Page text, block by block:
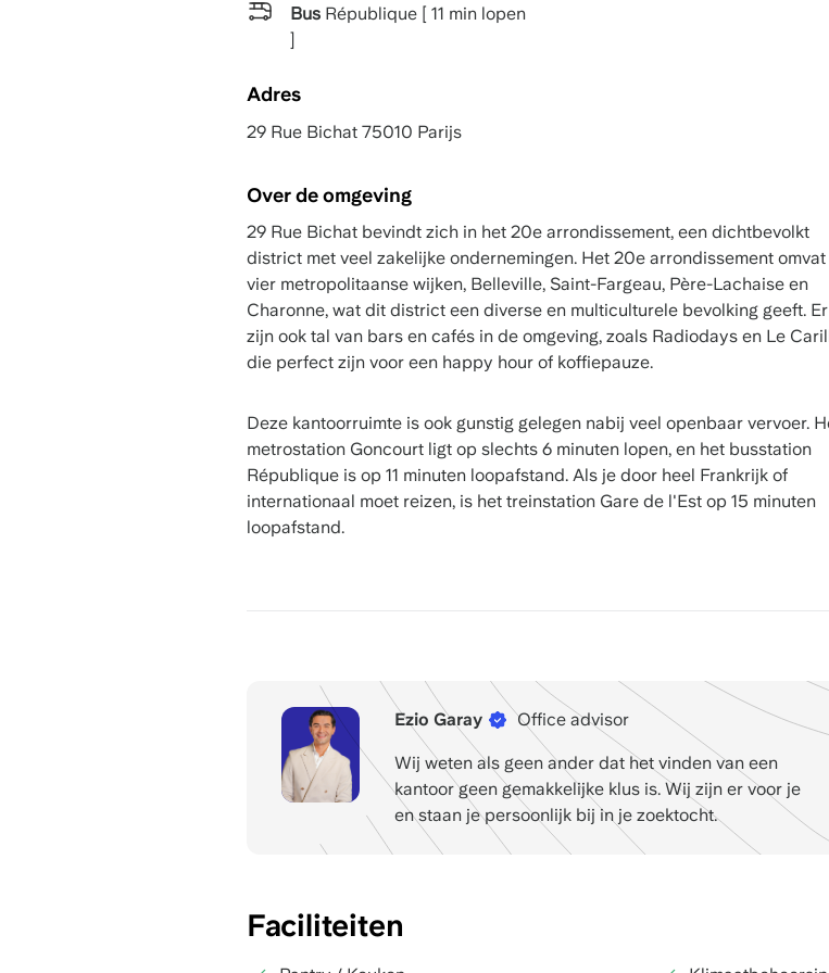
BusRépublique [ 11 min lopen
]
Adres
29 Rue Bichat 75010 Parijs
Over de omgeving
29 Rue Bichat bevindt zich in het 20e arrondissement, een dichtbevolkt
district met veel zakelijke ondernemingen. Het 20e arrondissement omvat
vier metropolitaanse wijken, Belleville, Saint-Fargeau, Père-Lachaise en
Charonne, wat dit district een diverse en multiculturele bevolking geeft. Er
zijn ook tal van bars en cafés in de omgeving, zoals Radiodays en Le
die perfect zijn voor een happy hour of koffiepauze.
Deze kantoorruimte is ook gunstig gelegen nabij veel openbaar vervoer.
metrostation Goncourt ligt op slechts 6 minuten lopen, en het busstation
République is op 11 minuten loopafstand. Als je door heel Frankrijk of
internationaal moet reizen, is het treinstation Gare de l'Est op 15 minuten
loopafstand.
Ezio Garay Office advisor
Wij weten als geen ander dat het vinden van een
kantoor geen gemakkelijke klus is. Wij zijn er voor je
en staan je persoonlijk bij in je zoektocht.
Faciliteiten